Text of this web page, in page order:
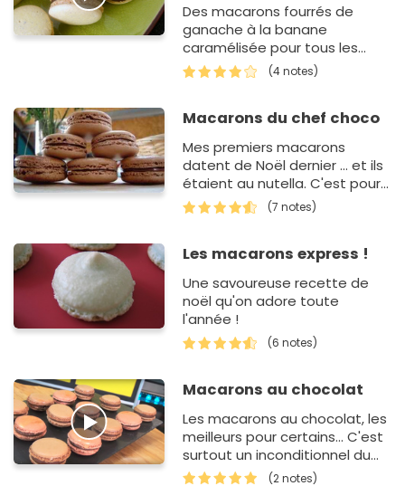
Des macarons fourrés de
ganache à la banane
caramélisée pour tous les
gourmands !
(4 notes)
Macarons du chef choco
Mes premiers macarons
datent de Noël dernier ... et ils
étaient au nutella. C'est pour
mon amoureux que j'ai testé
ces macarons-là car c'est un
(7 notes)
Les macarons express !
Une savoureuse recette de
noël qu'on adore toute
l'année !
(6 notes)
Macarons au chocolat
Les macarons au chocolat, les
meilleurs pour certains... C'est
surtout un inconditionnel du
café gourmand ! Faites-les
(2 notes)